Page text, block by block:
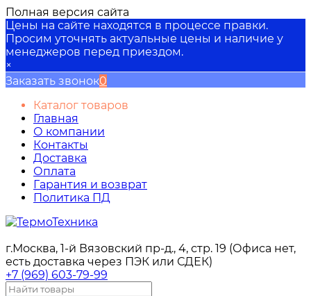
Полная версия сайта
Цены на сайте находятся в процессе правки.
Просим уточнять актуальные цены и наличие у
менеджеров перед приездом.
×
Заказать звонок0
Каталог товаров
Главная
О компании
Контакты
Доставка
Оплата
Гарантия и возврат
Политика ПД
г.Москва, 1-й Вязовский пр-д., 4, стр. 19 (Офиса нет,
есть доставка через ПЭК или СДЕК)
+7 (969) 603-79-99